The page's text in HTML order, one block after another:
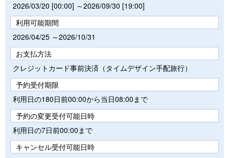
2026/03/20 [00:00] ～2026/09/30 [19:00]
利用可能期間
2026/04/25 ～2026/10/31
お支払方法
クレジットカード事前決済（タイムデザイン手配旅行）
予約受付期限
利用日の180日前00:00から当日08:00まで
予約の変更受付可能日時
利用日の7日前00:00まで
キャンセル受付可能日時